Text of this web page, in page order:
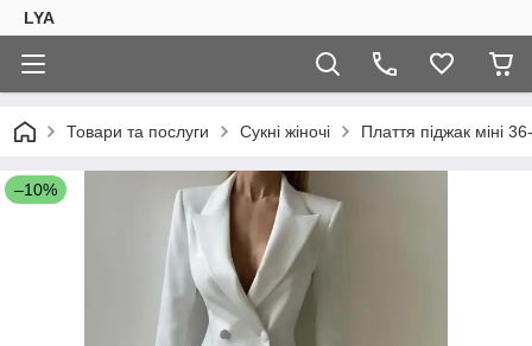
LYA
Товари та послуги Сукні жіночі Плаття піджак міні
–10%